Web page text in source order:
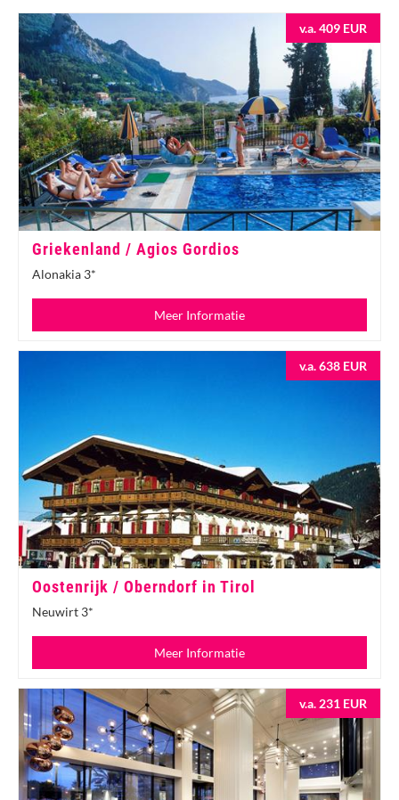
v.a. 409 EUR
Griekenland / Agios Gordios
Alonakia 3*
Meer Informatie
v.a. 638 EUR
Oostenrijk / Oberndorf in Tirol
Neuwirt 3*
Meer Informatie
v.a. 231 EUR